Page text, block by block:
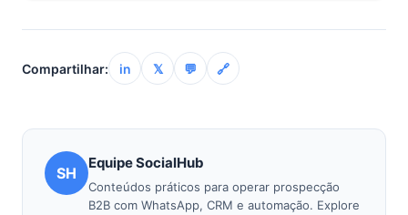
integrar a plataforma com sistemas de gestão
acadêmica (ERP), plataformas de ensino online e
outras ferramentas de marketing que o cursinho já
Compartilhar: in 𝕏 💬 🔗
SH
Equipe SocialHub
Conteúdos práticos para operar prospecção
B2B com WhatsApp, CRM e automação. Explore